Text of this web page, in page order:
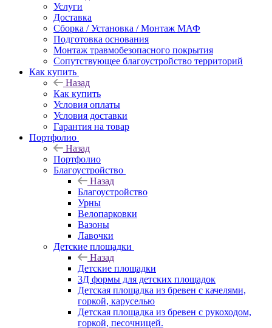
Услуги
Доставка
Сборка / Установка / Монтаж МАФ
Подготовка основания
Монтаж травмобезопасного покрытия
Сопутствующее благоустройство территорий
Как купить
Назад
Как купить
Условия оплаты
Условия доставки
Гарантия на товар
Портфолио
Назад
Портфолио
Благоустройство
Назад
Благоустройство
Урны
Велопарковки
Вазоны
Лавочки
Детские площадки
Назад
Детские площадки
3Д формы для детских площадок
Детская площадка из бревен с качелями,
горкой, каруселью
Детская площадка из бревен с рукоходом,
горкой, песочницей.